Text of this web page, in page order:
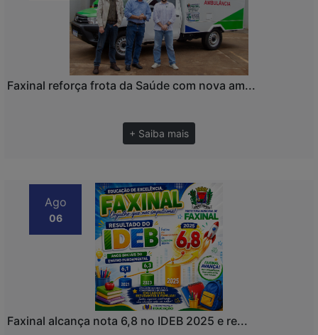
Faxinal reforça frota da Saúde com nova am...
+ Saiba mais
Ago
06
Faxinal alcança nota 6,8 no IDEB 2025 e re...